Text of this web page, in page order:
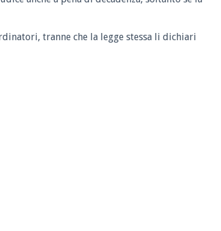
tranne che la legge stessa li dichiari